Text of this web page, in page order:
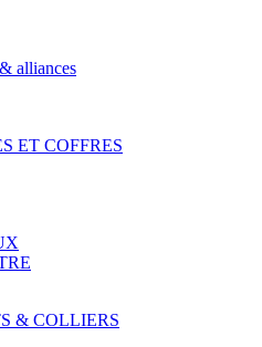
alliances
ET COFFRES
& COLLIERS